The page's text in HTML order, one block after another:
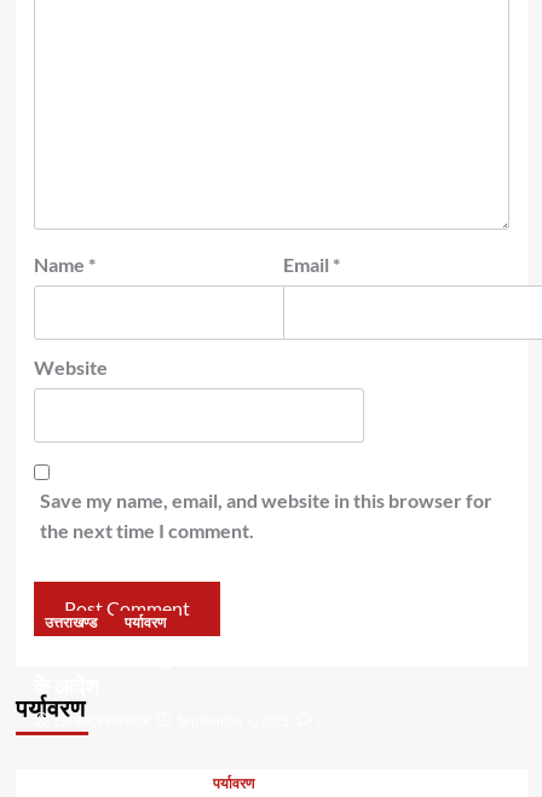
Name * Email *
Website
Save my name, email, and website in this browser for
the next time I comment.
पर्यावरण
उत्तराखण्ड पर्यावरण
के आदेश
टीम राष्ट्र संत न्यूज
पर्यावरण